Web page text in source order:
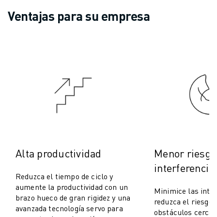
COSTE TOTAL DE PROPIEDAD DE ROBOSHOT
MÁQUINAS DE ELECTROEROSIÓN POR HILO
MANTENIMIENTO PREVENTIVO DE ROBOCUT
SOSTENIBILIDAD DE ROBOCUT
SOLUCIONES PARA FÁBRICAS INTELIGENTES
CASOS PRÁCTICOS
INDUSTRIAS
TODAS LAS INDUSTRIAS
AEROESPACIAL
AUTOMOCIÓN
Ventajas para su empresa
Alta productividad
Reduzca el tiempo de ciclo y
aumente la productividad con un
brazo hueco de gran rigidez y una
avanzada tecnología servo para
Menor
Minimice las
reduzca el riesgo
obstáculos